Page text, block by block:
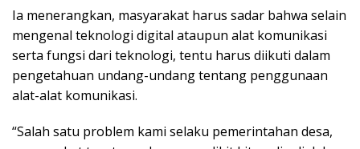
Ia menerangkan, masyarakat harus sadar bahwa selain
mengenal teknologi digital ataupun alat komunikasi
serta fungsi dari teknologi, tentu harus diikuti dalam
pengetahuan undang-undang tentang penggunaan
alat-alat komunikasi.
“Salah satu problem kami selaku pemerintahan desa,